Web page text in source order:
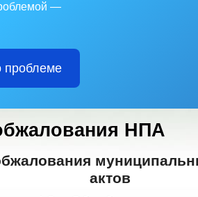
—
проблеме
НПА
актов